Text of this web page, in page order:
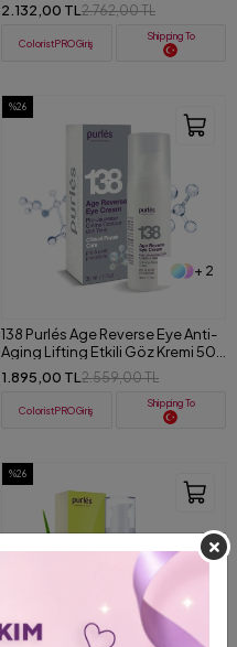
2.132,00 TL 2.762,00 TL
ColoristPRO Giriş
Shipping To
%26
+ 2
138 Purlés Age Reverse Eye Anti-
Aging Lifting Etkili Göz Kremi 50
ml
1.895,00 TL 2.559,00 TL
ColoristPRO Giriş
Shipping To
%26